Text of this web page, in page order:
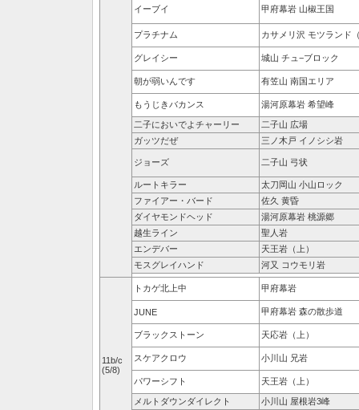
イーブイ 甲府幕岩 山椒王国
プラチナム カサメリ沢 モツランド
グレイシー 城山 チュ−ブロック
朝が弱いんです 有笠山 南国エリア
もうじきバカンス 湯河原幕岩 希望峰
二子においでよチャーリー
二子山 広場
ガッツだぜ
三ノ木戸 イノシシ岩
ジョーズ 二子山 弓状
ルートキラー
太刀岡山 小山ロック
ファイアー・バード
佐久 黄昏
ダイヤモンドヘッド
湯河原幕岩 桃源郷
越生ライン
聖人岩
エンデバー
天王岩（上）
モスグレイハンド
河又 コウモリ岩
11b/c
(5/8)
トカゲ北上中 甲府幕岩
JUNE 甲府幕岩 森の散歩道
ブラックストーン 天応岩（上）
スケアクロウ 小川山 兄岩
パワーシフト 天王岩（上）
メルトダウンダイレクト
小川山 屋根岩3峰